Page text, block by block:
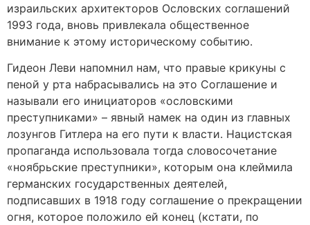
израильских архитекторов Ословских соглашений
1993 года, вновь привлекала общественное
внимание к этому историческому событию.
Гидеон Леви напомнил нам, что правые крикуны с
пеной у рта набрасывались на это Соглашение и
называли его инициаторов «ословскими
преступниками» – явный намек на один из главных
лозунгов Гитлера на его пути к власти. Нацистская
пропаганда использовала тогда словосочетание
«ноябрьские преступники», которым она клеймила
германских государственных деятелей,
подписавших в 1918 году соглашение о прекращении
огня, которое положило ей конец (кстати, по